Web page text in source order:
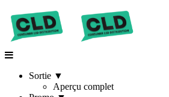
Sortie ▼
Aperçu complet